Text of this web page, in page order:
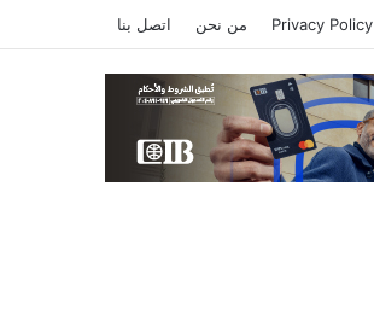
Privacy Policy من نحن اتصل بنا